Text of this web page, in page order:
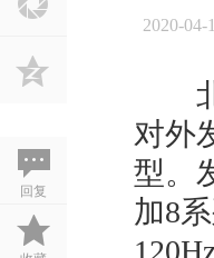
回复
2020-04-
北
对外
型。
加8